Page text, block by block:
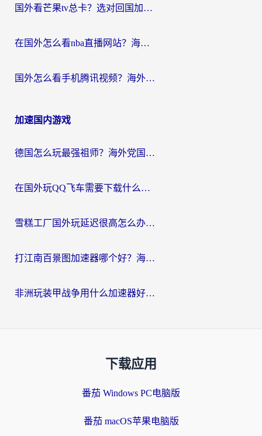
国外看芒果tv总卡？选对回国加速器，轻松追《浪姐》不费劲
在国外怎么看nba直播网站？海外党专属体育观赛指南，告别地区限制！
国外怎么看手机腾讯视频？海外党亲测有效的追剧加速器选择指南
加速国内游戏
德国怎么玩最强祖师？海外党国服游戏加速器选择全攻略（附宝可梦Online实测）
在国外玩QQ飞车需要下载什么加速器呢？海外党亲测有效的国服游戏加速指南
雪糕工厂国外玩延迟很高怎么办？海外玩家国服游戏加速终极攻略（附实测推荐）
打江南百景图加速器哪个好？海外党踩坑N次后，终于找到不卡的秘诀
非洲玩装甲战争用什么加速器好？海外党亲测有效的国服游戏加速方案
下载应用
番茄 Windows PC电脑版
番茄 macOS苹果电脑版